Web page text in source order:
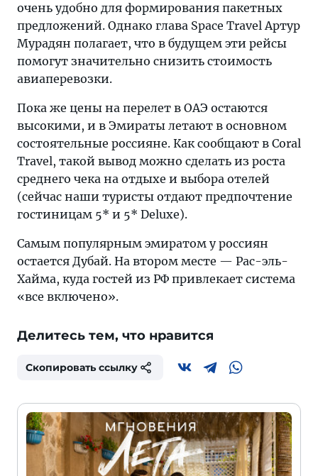
очень удобно для формирования пакетных
предложений. Однако глава Space Travel Артур
Мурадян полагает, что в будущем эти рейсы
помогут значительно снизить стоимость
авиаперевозки.
Пока же цены на перелет в ОАЭ остаются
высокими, и в Эмираты летают в основном
состоятельные россияне. Как сообщают в Coral
Travel, такой вывод можно сделать из роста
среднего чека на отдыхе и выбора отелей
(сейчас наши туристы отдают предпочтение
гостиницам 5* и 5* Deluxe).
Самым популярным эмиратом у россиян
остается Дубай. На втором месте — Рас-эль-
Хайма, куда гостей из РФ привлекает система
«все включено».
Делитесь тем, что нравится
Скопировать ссылку